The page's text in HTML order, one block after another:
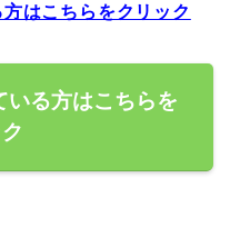
はこちらをクリック
る方はこちらを